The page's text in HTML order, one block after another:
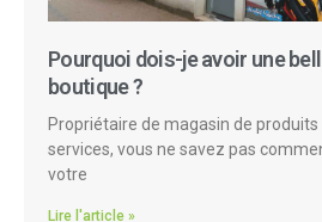
Pourquoi dois-je avoir une
boutique ?
Propriétaire de magasin de
services, vous ne savez pas
votre
Lire l'article »